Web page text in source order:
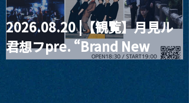
2026.08.20 |【観覧】月見ル
君想フpre. “Brand New
Moon #3”